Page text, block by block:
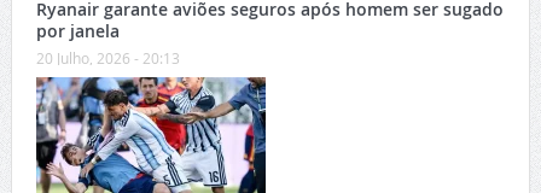
Ryanair garante aviões seguros após homem ser sugado
por janela
20 Julho, 2026 - 20:13